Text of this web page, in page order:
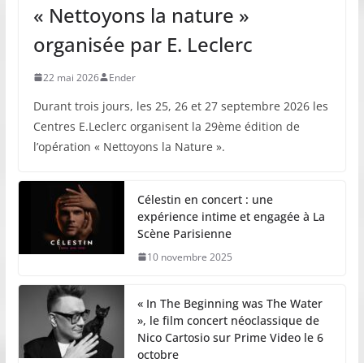
« Nettoyons la nature »
organisée par E. Leclerc
22 mai 2026 Ender
Durant trois jours, les 25, 26 et 27 septembre 2026 les
Centres E.Leclerc organisent la 29ème édition de
l’opération « Nettoyons la Nature ».
Célestin en concert : une
expérience intime et engagée à La
Scène Parisienne
10 novembre 2025
« In The Beginning was The Water
», le film concert néoclassique de
Nico Cartosio sur Prime Video le 6
octobre